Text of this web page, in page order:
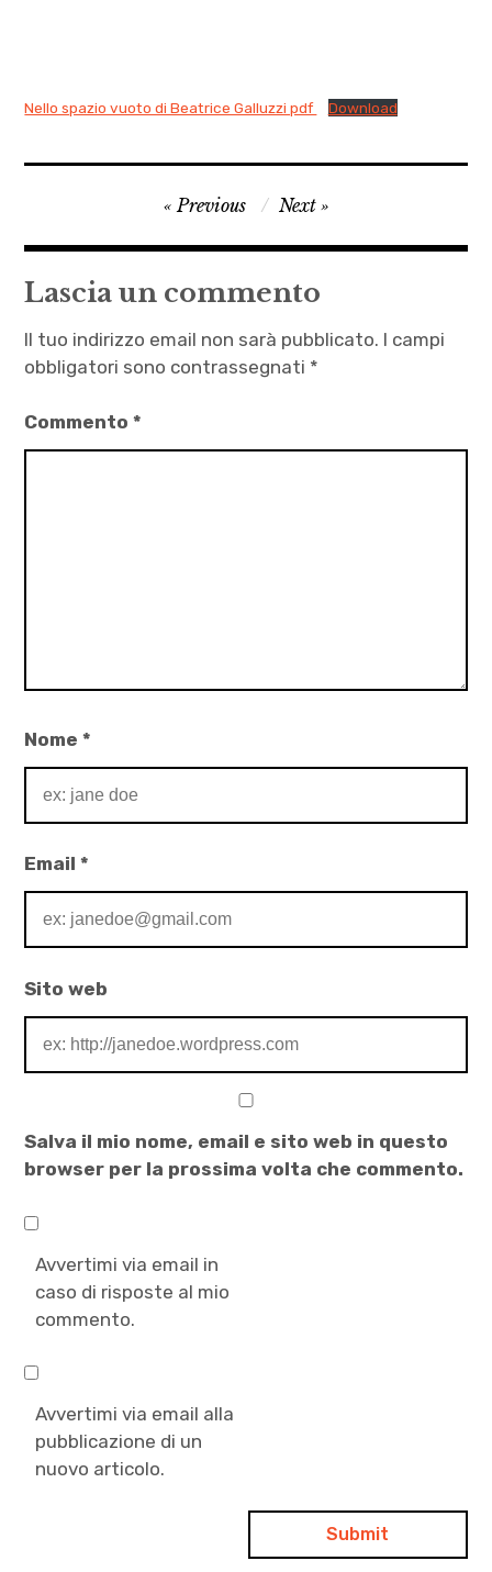
Nello spazio vuoto di Beatrice Galluzzi pdf Download
,
Nello
spazio
Navigazione
articoli
Previous Next
Lascia un commento
Il tuo indirizzo email non sarà pubblicato. I campi
obbligatori sono contrassegnati *
Commento*
Nome*
Email*
Sito web
Salva il mio nome, email e sito web in questo
browser per la prossima volta che commento.
Avvertimi via email in
caso di risposte al mio
commento.
Avvertimi via email alla
pubblicazione di un
nuovo articolo.